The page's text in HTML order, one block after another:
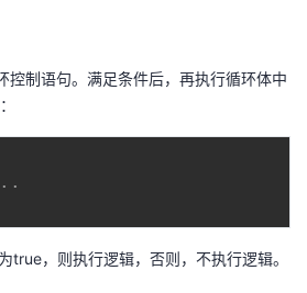
控制语句。满足条件后，再执行循环体中
...
true，则执行逻辑，否则，不执行逻辑。